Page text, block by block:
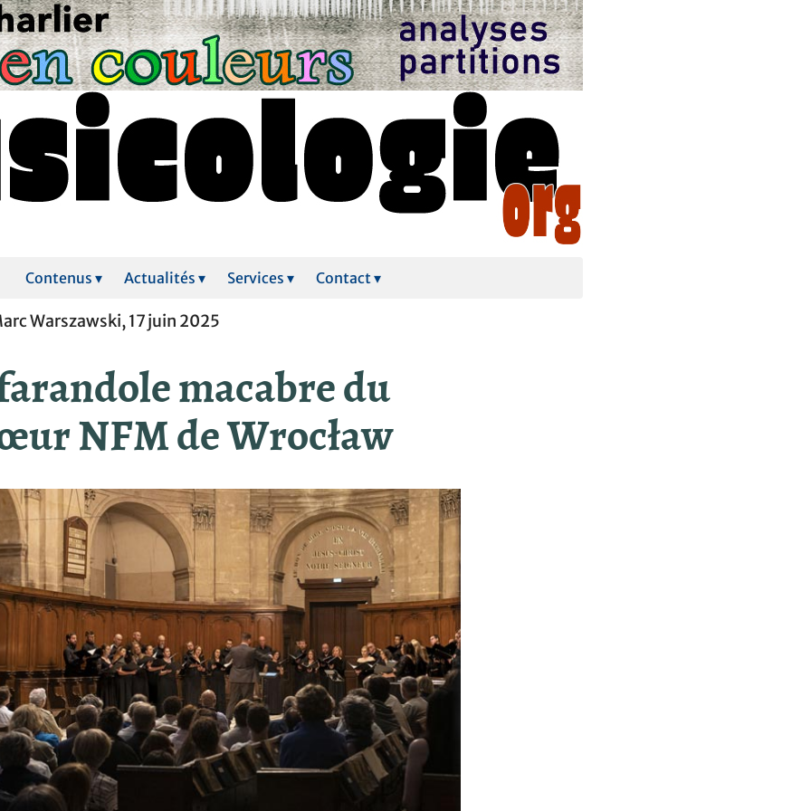
Contenus ▾ Actualités ▾ Services ▾ Contact ▾
Warszawski, 17 juin 2025
macabre du
NFM de Wrocław